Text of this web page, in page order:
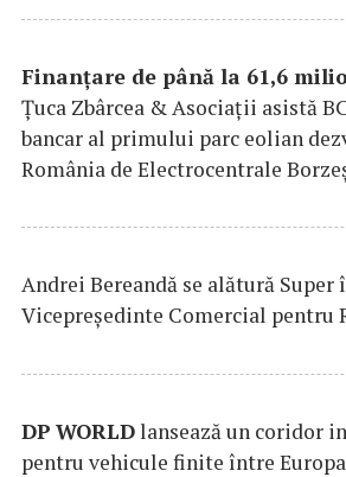
Finanțare de până la 61,6
Țuca Zbârcea & Asociații asistă
bancar al primului parc eolian
România de Electrocentrale
Andrei Bereandă se alătură Super
Vicepreședinte Comercial pentru
DP WORLDlansează un coridor
pentru vehicule finite între Europa